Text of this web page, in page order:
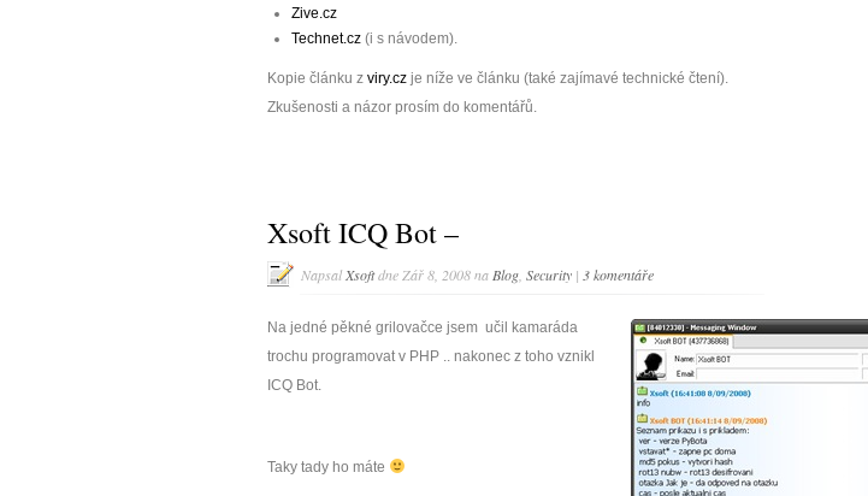
Zive.cz
Technet.cz (i s návodem).
Kopie článku z viry.cz je níže ve článku (také zajímavé technické čtení).
Zkušenosti a názor prosím do komentářů.
Xsoft ICQ Bot –
Napsal Xsoftdne Zář 8, 2008 na Blog Security | 3 komentáře
Na jedné pěkné grilovačce jsem učil kamaráda
trochu programovat v PHP .. nakonec z toho vznikl
ICQ Bot.
Taky tady ho máte